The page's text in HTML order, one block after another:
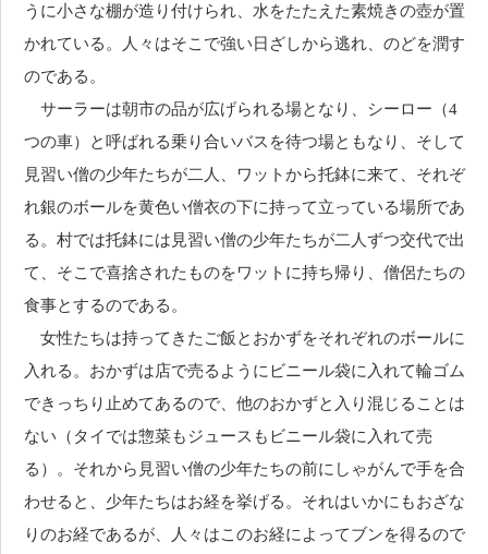
うに小さな棚が造り付けられ、水をたたえた素焼きの壺が置
かれている。人々はそこで強い日ざしから逃れ、のどを潤す
のである。
サーラーは朝市の品が広げられる場となり、シーロー（4
つの車）と呼ばれる乗り合いバスを待つ場ともなり、そして
見習い僧の少年たちが二人、ワットから托鉢に来て、それぞ
れ銀のボールを黄色い僧衣の下に持って立っている場所であ
る。村では托鉢には見習い僧の少年たちが二人ずつ交代で出
て、そこで喜捨されたものをワットに持ち帰り、僧侶たちの
食事とするのである。
女性たちは持ってきたご飯とおかずをそれぞれのボールに
入れる。おかずは店で売るようにビニール袋に入れて輪ゴム
できっちり止めてあるので、他のおかずと入り混じることは
ない（タイでは惣菜もジュースもビニール袋に入れて売
る）。それから見習い僧の少年たちの前にしゃがんで手を合
わせると、少年たちはお経を挙げる。それはいかにもおざな
りのお経であるが、人々はこのお経によってブンを得るので